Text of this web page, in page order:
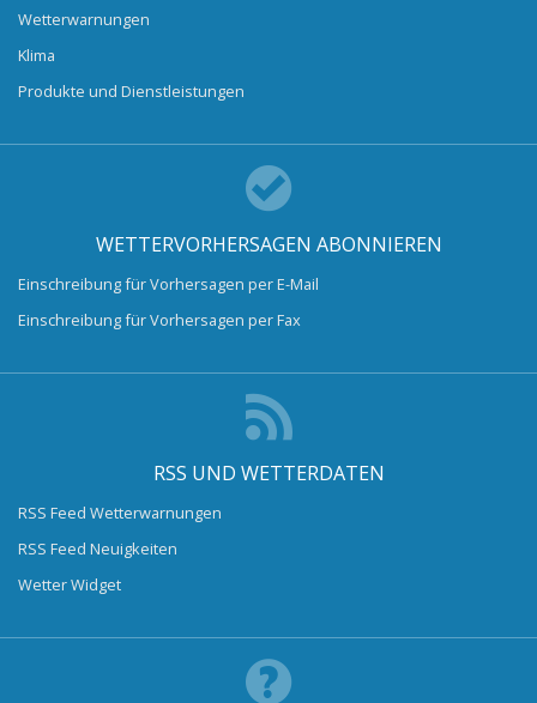
Wetterwarnungen
Klima
Produkte und Dienstleistungen
WETTERVORHERSAGEN ABONNIEREN
Einschreibung für Vorhersagen per E-Mail
Einschreibung für Vorhersagen per Fax
RSS UND WETTERDATEN
RSS Feed Wetterwarnungen
RSS Feed Neuigkeiten
Wetter Widget